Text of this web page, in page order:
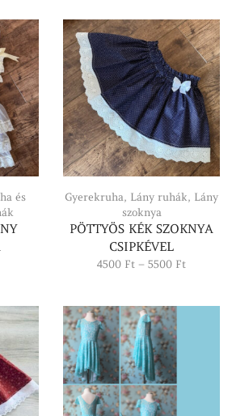
6500 Ft
és
Gyerekruha, Lány ruhák, Lány
szoknya
PÖTTYÖS KÉK SZOKNYA
CSIPKÉVEL
4500 Ft – 5500 Ft
5500 Ft